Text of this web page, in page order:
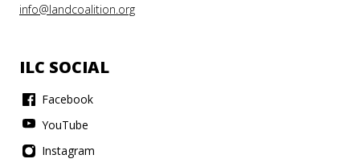
info@landcoalition.org
ILC SOCIAL
Facebook
YouTube
Instagram